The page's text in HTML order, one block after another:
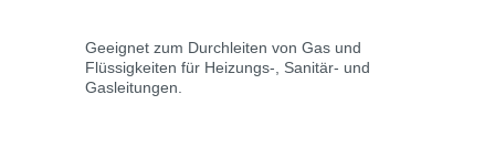
Geeignet zum Durchleiten von Gas und
Flüssigkeiten für Heizungs-, Sanitär- und
Gasleitungen.